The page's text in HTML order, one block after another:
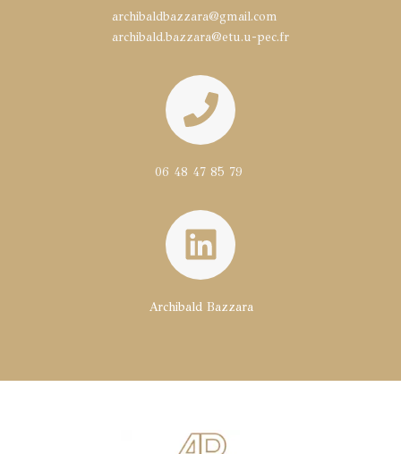
archibaldbazzara@gmail.com
archibald.bazzara@etu.u-pec.fr
06 48 47 85 79
Archibald Bazzara